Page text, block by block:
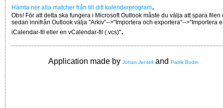
Hämta ner alla matcher från till ditt kalenderprogram.
Obs! För att detta ska fungera i Microsoft Outlook måste du välja att spara filen
sedan innifrån Outlook välja "Arkiv"-->"Importera och exportera"-->"Importera
iCalendar-fil eller en vCalendar-fil (.vcs)".
Application made by Johan Jentell and Patrik Bodin